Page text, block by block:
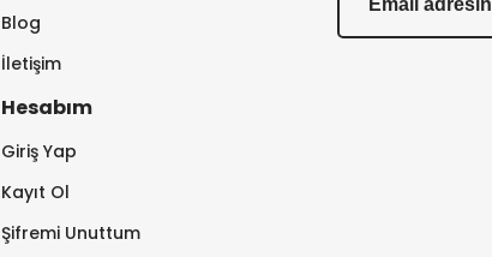
Blog
İletişim
Hesabım
Giriş Yap
Kayıt Ol
Şifremi Unuttum